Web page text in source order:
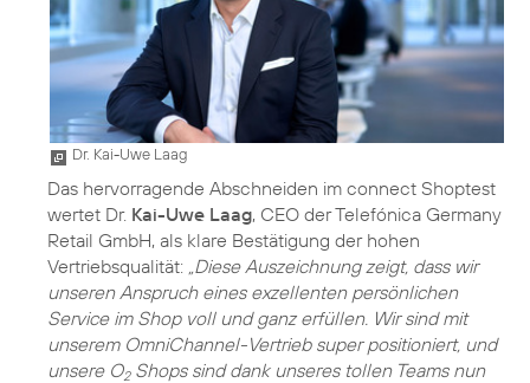
Dr. Kai-Uwe Laag
Das hervorragende Abschneiden im connect Shoptest
wertet Dr. Kai-Uwe Laag, CEO der Telefónica Germany
Retail GmbH, als klare Bestätigung der hohen
Vertriebsqualität: „Diese Auszeichnung zeigt, dass wir
unseren Anspruch eines exzellenten persönlichen
Service im Shop voll und ganz erfüllen. Wir sind mit
unserem OmniChannel-Vertrieb super positioniert, und
unsere O2Shops sind dank unseres tollen Teams nun